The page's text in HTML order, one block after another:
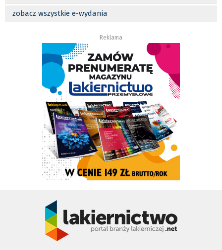
zobacz wszystkie e-wydania
Reklama